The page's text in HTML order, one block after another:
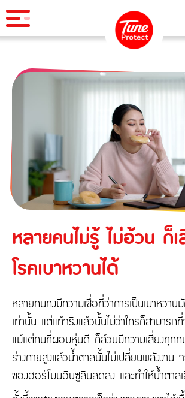
ผลิตภัณฑ์
ประกันภัยสำหรับบุคคล
ทูน ทราเวล ประกันเดินทางต่างประเทศ
ประกันภัยสำหรับธุรกิจ
ประกันความเสี่ยงภัยทุกชนิดสำหรับงานรับ
เครื่องจักร
ประกันภัยความเสี่ยงภัยทุกชนิดของเครื่องจัก
ก่อสร้าง
ประกันความเสี่ยงภัยทุกชนิดของอุตสาหกรรม
ความรับผิดต่อบุคคลภายนอก
ประกันภัยธุรกิจหยุดชะงัก
ประกันภัยทางทะเล และขนส่ง
ประกันอัคคีภัย
บริการ
Tune Care
Tune Connect
Lounge Pass
เรียกร้องสินไหม
บทความแนะนำ
ติดต่อเรา
เกี่ยวกับ Tune Protect
เกี่ยวกับ Tune Protect
การกำกับดูแลกิจการ
หลายคนไม่รู้ ไม่อ้วน ก็เ
โรคเบาหวานได้
หลายคนคงมีความเชื่อที่ว่าการเป็นเบาหวา
เท่านั้น แต่แท้จริงแล้วนั้นไม่ว่าใครก็สามารถที่
แม้แต่คนที่ผอมหุ่นดี ก็ล้วนมีความเสี่ยงทุกค
ร่างกายสูงแล้วน้ำตาลนั้นไม่เปลี่ยนพลังงาน
ของฮอร์โมนอินซูลินลดลง และทำให้น้ำตาล